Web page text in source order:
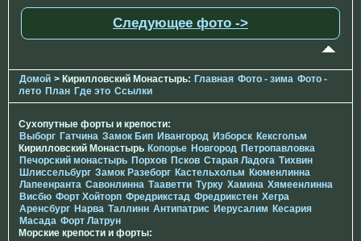
Следующее фото ->
Домой > Кирилловский Монастырь: Главная Фото - зима Фото -
лето План Где это Ссылки
Сухопутные форты и крепости:
Выборг Гатчина Замок Бип Ивангород Изборск Кексгольм
Кирилловский Монастырь Копорье Новгород Петропавловка
Печорcкий монастырь Порхов Псков Старая Ладога Тихвин
Шлиссельбург Замок Разеборг Кастельхольм Кюменлинна
Лапеенранта Савонлинна Тааветти Турку Хамина Хямеенлинна
Висбю Форт Хойторп Фредрикстад Фредрикстен Хегра
Аренсбург Нарва Таллинн Антипатрис Иерусалим Кесария
Масада Форт Латрун
Морские крепости и форты: